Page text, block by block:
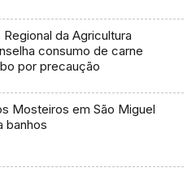
da Agricultura
consumo de carne
por precaução
Mosteiros em São Miguel
banhos